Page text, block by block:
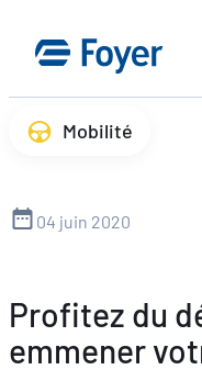
contenu
Mobilité
04 juin 2020
Profitez du
emmener